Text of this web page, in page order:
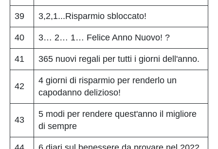
39 3,2,1...Risparmio sbloccato!
40 3… 2… 1… Felice Anno Nuovo! ?
41 365 nuovi regali per tutti i giorni dell'anno.
42
4 giorni di risparmio per renderlo un
capodanno delizioso!
43
5 modi per rendere quest'anno il migliore
di sempre